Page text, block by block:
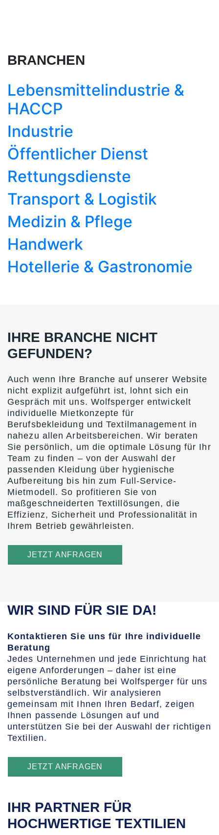
BRANCHEN
Lebensmittel­industrie &
HACCP
Industrie
Öffentlicher Dienst
Rettungsdienste
Transport & Logistik
Medizin & Pflege
Handwerk
Hotellerie & Gastronomie
IHRE BRANCHE NICHT
GEFUNDEN?
Auch wenn Ihre Branche auf unserer Website
nicht explizit aufgeführt ist, lohnt sich ein
Gespräch mit uns. Wolfsperger entwickelt
individuelle Mietkonzepte für
Berufsbekleidung und Textilmanagement in
nahezu allen Arbeitsbereichen. Wir beraten
Sie persönlich, um die optimale Lösung für Ihr
Team zu finden – von der Auswahl der
passenden Kleidung über hygienische
Aufbereitung bis hin zum Full-Service-
Mietmodell. So profitieren Sie von
maßgeschneiderten Textillösungen, die
Effizienz, Sicherheit und Professionalität in
Ihrem Betrieb gewährleisten.
JETZT ANFRAGEN
WIR SIND FÜR SIE DA!
Kontaktieren Sie uns für Ihre individuelle
Beratung
Jedes Unternehmen und jede Einrichtung hat
eigene Anforderungen – daher ist eine
persönliche Beratung bei Wolfsperger für uns
selbstverständlich. Wir analysieren
gemeinsam mit Ihnen Ihren Bedarf, zeigen
Ihnen passende Lösungen auf und
unterstützen Sie bei der Auswahl der richtigen
Textilien.
JETZT ANFRAGEN
IHR PARTNER FÜR
HOCHWERTIGE TEXTILIEN